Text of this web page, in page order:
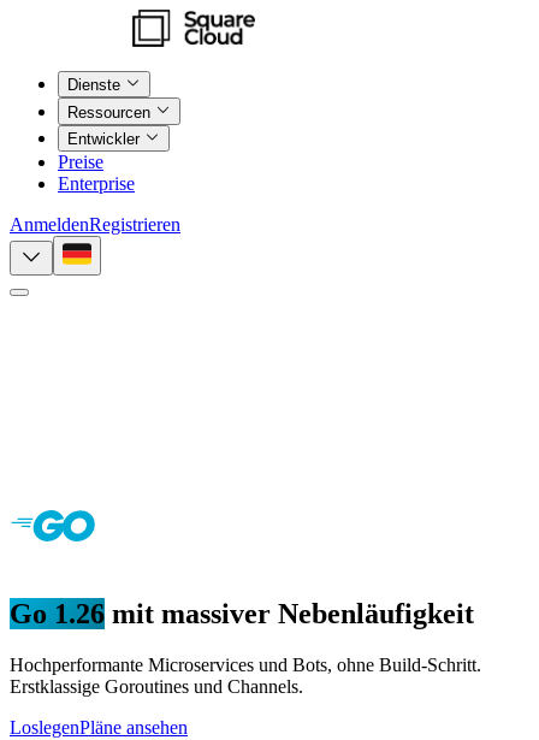
Dienste
Ressourcen
Entwickler
Preise
Enterprise
AnmeldenRegistrieren
Go 1.26 mit massiver Nebenläufigkeit
Hochperformante Microservices und Bots, ohne Build-Schritt.
Erstklassige Goroutines und Channels.
LoslegenPläne ansehen